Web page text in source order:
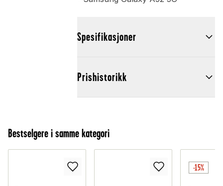
Spesifikasjoner
Prishistorikk
Bestselgere i samme kategori
-15%